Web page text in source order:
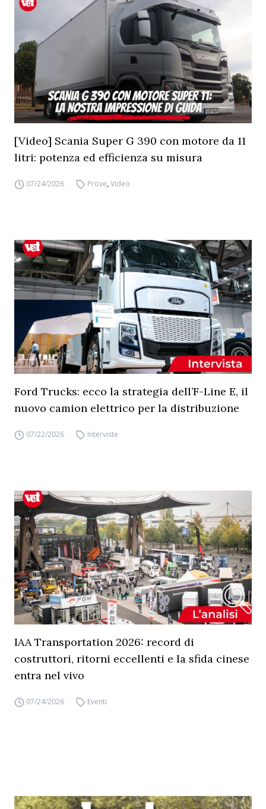
[Video] Scania Super G 390 con motore da 11
litri: potenza ed efficienza su misura
07/24/2026 Prove,Video
Ford Trucks: ecco la strategia dell’F-Line E, il
nuovo camion elettrico per la distribuzione
07/22/2026 Interviste
IAA Transportation 2026: record di
costruttori, ritorni eccellenti e la sfida cinese
entra nel vivo
07/24/2026 Eventi